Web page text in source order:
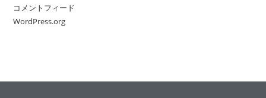
コメントフィード
WordPress.org